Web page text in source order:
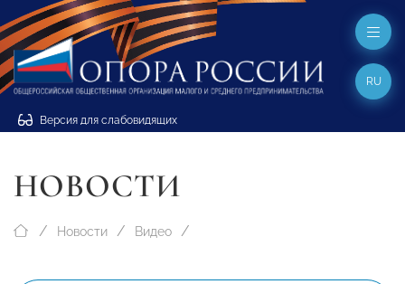
Версия для слабовидящих
RU
НОВОСТИ
Новости Видео